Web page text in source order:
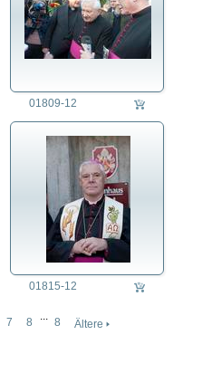
01809-12
01815-12
7 8 ... 8 Ältere 🢒